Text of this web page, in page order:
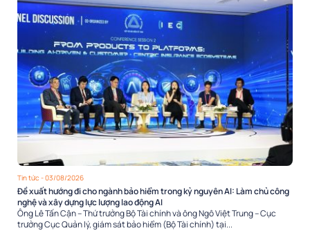
Tin tức - 03/08/2026
Đề xuất hướng đi cho ngành bảo hiểm trong kỷ nguyên AI: Làm chủ công
nghệ và xây dựng lực lượng lao động AI
Ông Lê Tấn Cận – Thứ trưởng Bộ Tài chính và ông Ngô Việt Trung – Cục
trưởng Cục Quản lý, giám sát bảo hiểm (Bộ Tài chính) tại...